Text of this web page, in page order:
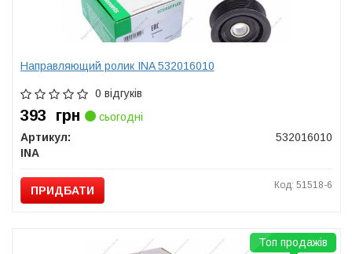
Направляющий ролик INA 532016010
0 відгуків
393 грн
сьогодні
Артикул:
532016010
INA
ПРИДБАТИ Код: 51518-6
Топ продажів